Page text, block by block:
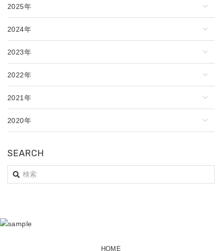
2025年
2024年
2023年
2022年
2021年
2020年
SEARCH
HOME